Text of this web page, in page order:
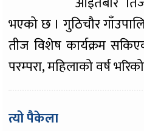
भएको छ । गुठिचौर
तीज विशेष कार्यक्रम
परम्परा, महिलाको वर्ष
त्यो पैकेला